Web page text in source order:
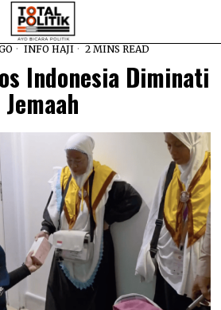
INFO HAJI 2 MINS READ
Indonesia Diminati
Jemaah